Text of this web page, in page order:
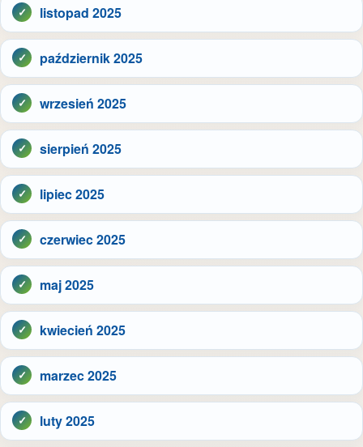
listopad 2025
październik 2025
wrzesień 2025
sierpień 2025
lipiec 2025
czerwiec 2025
maj 2025
kwiecień 2025
marzec 2025
luty 2025